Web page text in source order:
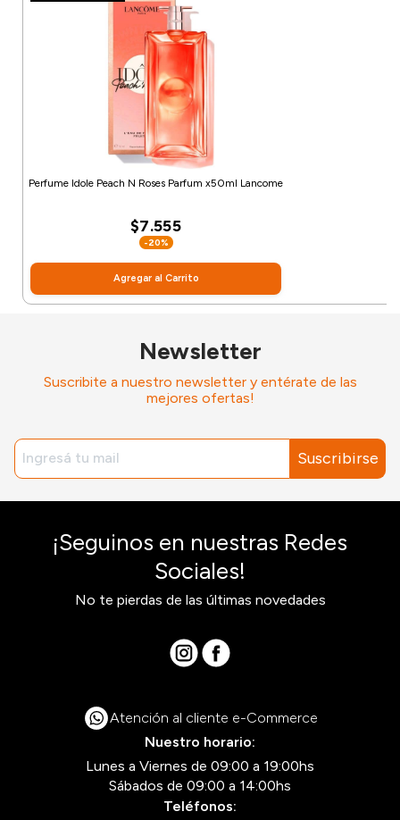
Perfume Idole Peach N Roses Parfum x50ml Lancome
$7.555
-20%
Agregar al Carrito
Newsletter
Suscribite a nuestro newsletter y entérate de las
mejores ofertas!
Suscribirse
¡Seguinos en nuestras Redes
Sociales!
No te pierdas de las últimas novedades
Atención al cliente e-Commerce
Nuestro horario:
Lunes a Viernes de 09:00 a 19:00hs
Sábados de 09:00 a 14:00hs
Teléfonos: